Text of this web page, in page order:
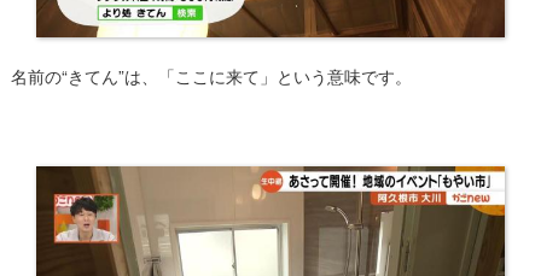
名前の“きてん”は、「ここに来て」という意味です。